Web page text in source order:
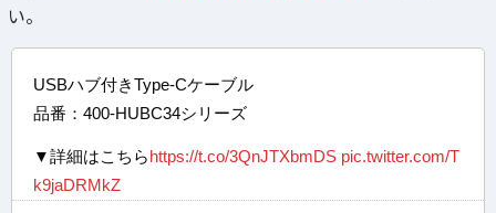
い。
USBハブ付きType-Cケーブル
品番：400-HUBC34シリーズ
▼詳細はこちらhttps://t.co/3QnJTXbmDS pic.twitter.com/T
k9jaDRMkZ